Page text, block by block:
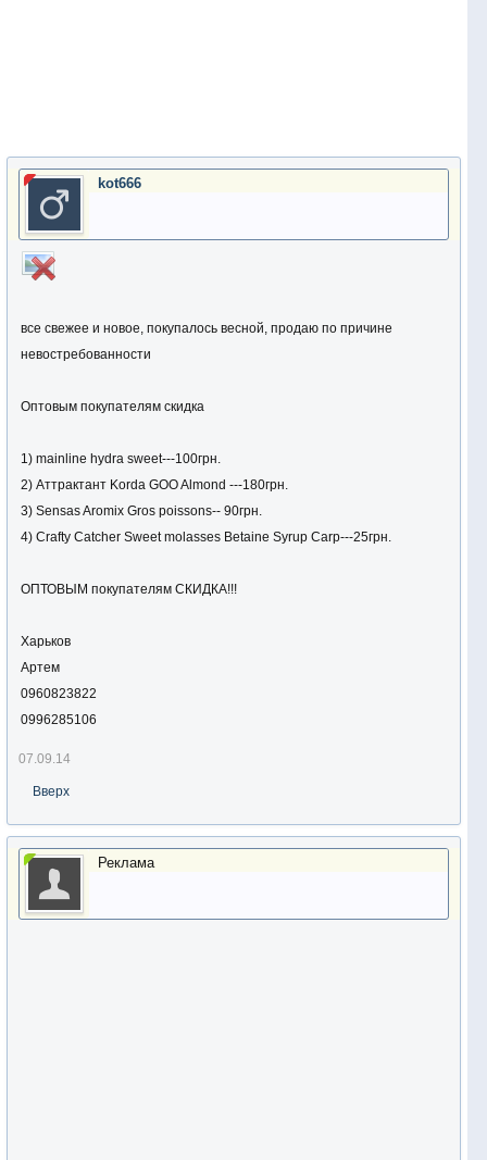
kot666
все свежее и новое, покупалось весной, продаю по причине
невостребованности
Оптовым покупателям скидка
1) mainline hydra sweet---100грн.
2) Аттрактант Korda GOO Almond ---180грн.
3) Sensas Aromix Gros poissons-- 90грн.
4) Crafty Catcher Sweet molasses Betaine Syrup Carp---25грн.
ОПТОВЫМ покупателям СКИДКА!!!
Харьков
Артем
0960823822
0996285106
07.09.14
Вверх
Реклама